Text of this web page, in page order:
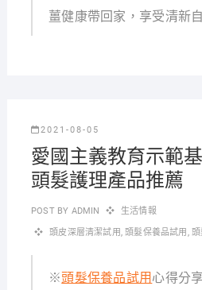
薑健康帶回家，享受清新
2021-08-05
愛國主義教育示範基
頭髮護理產品推薦
POST BY ADMIN 生活情報
頭皮深層清潔試用,頭髮保養品試用 , 頭
※頭髮保養品試用 心得分